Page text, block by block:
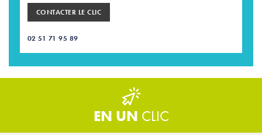
CONTACTER LE CLIC
02 51 71 95 89
EN UN CLIC